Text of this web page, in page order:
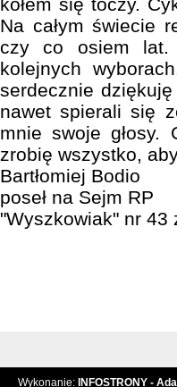
Na całym świecie
czy co osiem lat.
kolejnych
serdecznie
nawet spierali się
mnie swoje
zrobię wszystko,
Bartłomiej Bodio
poseł na Sejm RP
"Wyszkowiak" nr 43
Wykonanie: INFOSTRONY -